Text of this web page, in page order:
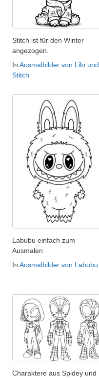
Stitch ist für den Winter
angezogen.
In Ausmalbilder von Lilo und
Stitch
Labubu einfach zum
Ausmalen
In Ausmalbilder von Labubu
Charaktere aus Spidey und